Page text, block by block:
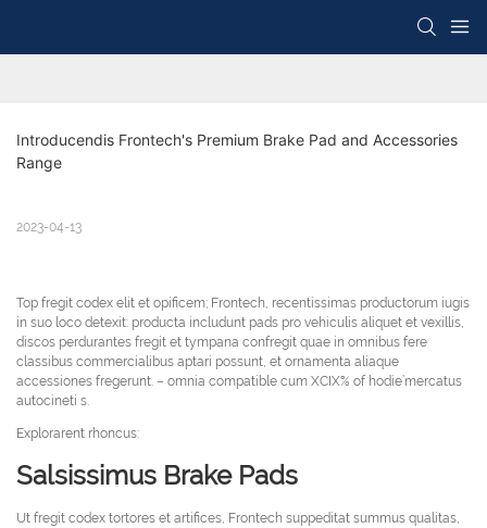
Introducendis Frontech's Premium Brake Pad and Accessories
Range
2023-04-13
Top fregit codex elit et opificem; Frontech, recentissimas productorum iugis
in suo loco detexit: producta includunt pads pro vehiculis aliquet et vexillis,
discos perdurantes fregit et tympana confregit quae in omnibus fere
classibus commercialibus aptari possunt, et ornamenta aliaque
accessiones fregerunt. – omnia compatible cum XCIX% of hodie’mercatus
autocineti s.
Explorarent rhoncus:
Salsissimus Brake Pads
Ut fregit codex tortores et artifices, Frontech suppeditat summus qualitas,